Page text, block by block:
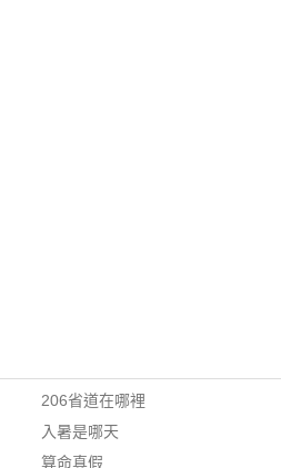
206省道在哪裡
入暑是哪天
算命真假